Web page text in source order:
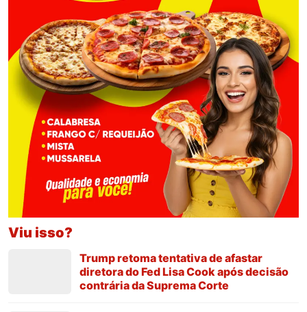
Viu isso?
Trump retoma tentativa de afastar
diretora do Fed Lisa Cook após decisão
contrária da Suprema Corte